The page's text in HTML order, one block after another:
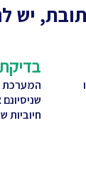
יש
38 או
בדיקת CitySquare
המערכת
חיוביות